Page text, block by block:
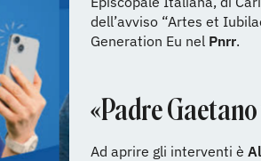
dell’avviso “Artes et
Generation Eu nel Pnrr.
«Padre
Ad aprire gli interventi è